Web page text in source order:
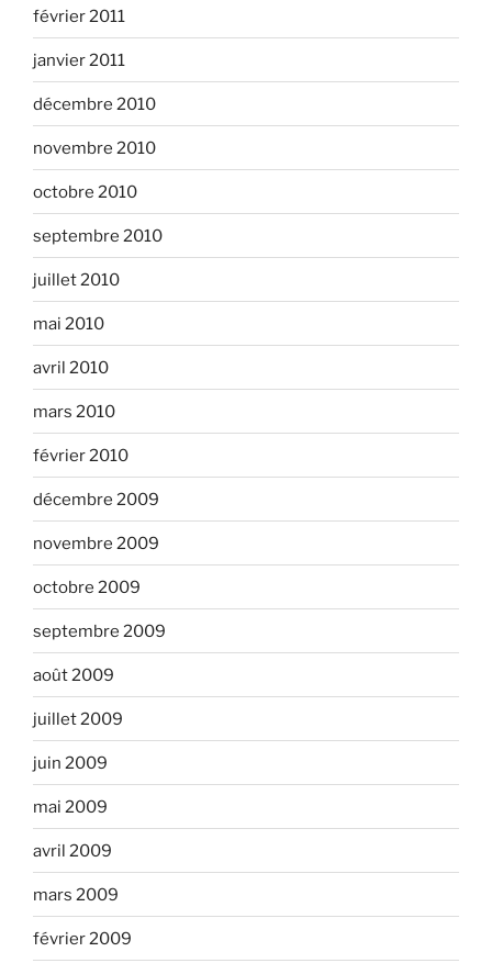
février 2011
janvier 2011
décembre 2010
novembre 2010
octobre 2010
septembre 2010
juillet 2010
mai 2010
avril 2010
mars 2010
février 2010
décembre 2009
novembre 2009
octobre 2009
septembre 2009
août 2009
juillet 2009
juin 2009
mai 2009
avril 2009
mars 2009
février 2009